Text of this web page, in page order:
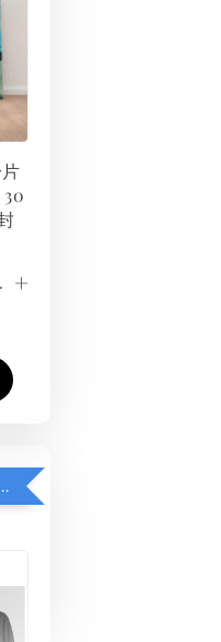
+
THT 九週年紀念 T-shirt